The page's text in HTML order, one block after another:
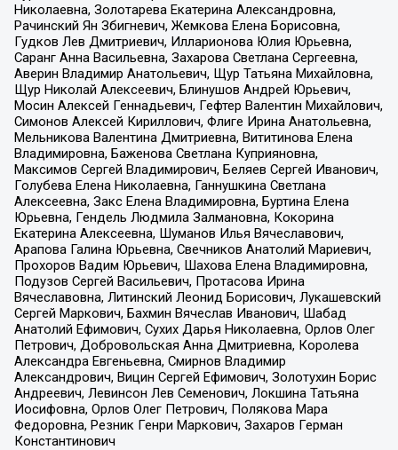
Николаевна, Золотарева Екатерина Александровна,
Рачинский Ян Збигневич, Жемкова Елена Борисовна,
Гудков Лев Дмитриевич, Илларионова Юлия Юрьевна,
Саранг Анна Васильевна, Захарова Светлана Сергеевна,
Аверин Владимир Анатольевич, Щур Татьяна Михайловна,
Щур Николай Алексеевич, Блинушов Андрей Юрьевич,
Мосин Алексей Геннадьевич, Гефтер Валентин Михайлович,
Симонов Алексей Кириллович, Флиге Ирина Анатольевна,
Мельникова Валентина Дмитриевна, Вититинова Елена
Владимировна, Баженова Светлана Куприяновна,
Максимов Сергей Владимирович, Беляев Сергей Иванович,
Голубева Елена Николаевна, Ганнушкина Светлана
Алексеевна, Закс Елена Владимировна, Буртина Елена
Юрьевна, Гендель Людмила Залмановна, Кокорина
Екатерина Алексеевна, Шуманов Илья Вячеславович,
Арапова Галина Юрьевна, Свечников Анатолий Мариевич,
Прохоров Вадим Юрьевич, Шахова Елена Владимировна,
Подузов Сергей Васильевич, Протасова Ирина
Вячеславовна, Литинский Леонид Борисович, Лукашевский
Сергей Маркович, Бахмин Вячеслав Иванович, Шабад
Анатолий Ефимович, Сухих Дарья Николаевна, Орлов Олег
Петрович, Добровольская Анна Дмитриевна, Королева
Александра Евгеньевна, Смирнов Владимир
Александрович, Вицин Сергей Ефимович, Золотухин Борис
Андреевич, Левинсон Лев Семенович, Локшина Татьяна
Иосифовна, Орлов Олег Петрович, Полякова Мара
Федоровна, Резник Генри Маркович, Захаров Герман
Константинович